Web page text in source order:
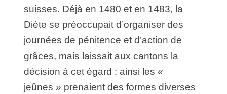
suisses. Déjà en 1480 et en 1483, la
Diète se préoccupait d’organiser des
journées de pénitence et d’action de
grâces, mais laissait aux cantons la
décision à cet égard : ainsi les «
jeûnes » prenaient des formes diverses